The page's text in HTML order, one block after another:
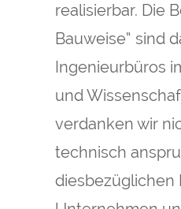
realisierbar. Die
Bauweise“ sind
Ingenieurbüros
und
verdanken wir
technisch
diesbezüglichen